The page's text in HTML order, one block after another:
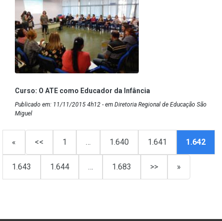
Curso: O ATE como Educador da Infância
Publicado em: 11/11/2015 4h12 - em Diretoria Regional de Educação São
Miguel
« << 1 … 1.640 1.641 1.642
1.643 1.644 … 1.683 >> »